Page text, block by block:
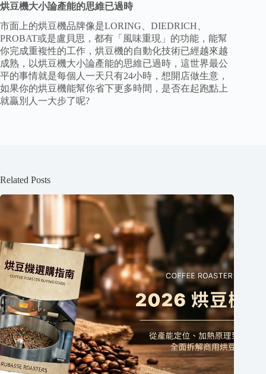
烘豆機大小論產能的思維已過時
市面上的烘豆機品牌像是LORING、DIEDRICH、
PROBAT或是盧貝思，都有「風味重現」的功能，能幫
你完成重複性的工作，烘豆機的自動化技術已經越來越
成熟，以烘豆機大小論產能的思維已過時，這世界最公
平的事情就是每個人一天只有24小時，想開店做生意，
如果你的烘豆機能幫你省下更多時間，是否在起跑點上
就贏別人一大步了呢?
Related Posts